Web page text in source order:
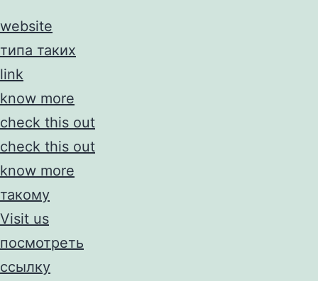
website
типа таких
link
know more
check this out
check this out
know more
такому
Visit us
посмотреть
ссылку